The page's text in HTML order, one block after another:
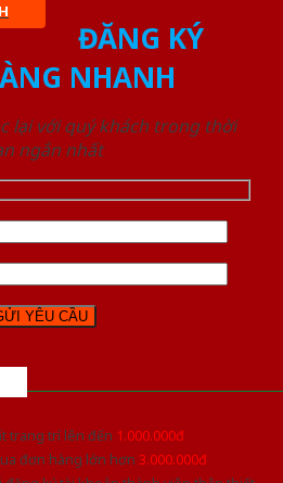
ĐĂNG KÝ
NHANH
lại với quý khách trong thời
ngắn nhất
trang trí lên đến 1.000.000đ
đơn hàng lớn hơn 3.000.000đ